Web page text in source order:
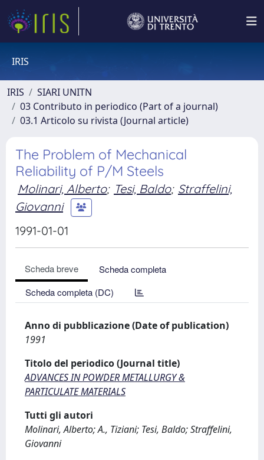
IRIS
IRIS
SIARI UNITN
03 Contributo in periodico (Part of a journal)
03.1 Articolo su rivista (Journal article)
The Problem of Mechanical
Reliability of P/M Steels
Molinari, Alberto; Tesi, Baldo; Straffelini,
Giovanni
1991-01-01
Scheda breve
Scheda completa
Scheda completa (DC)
Anno di pubblicazione (Date of publication)
1991
Titolo del periodico (Journal title)
ADVANCES IN POWDER METALLURGY &
PARTICULATE MATERIALS
Tutti gli autori
Molinari, Alberto; A., Tiziani; Tesi, Baldo; Straffelini,
Giovanni